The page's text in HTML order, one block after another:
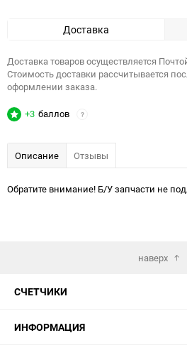
Доставка
Доставка товаров осуществляется
Стоимость доставки рассчитывается
оформлении заказа.
+3 баллов ?
Описание Отзывы
Обратите внимание! Б/У запчасти не
наверх
СЧЕТЧИКИ
ИНФОРМАЦИЯ